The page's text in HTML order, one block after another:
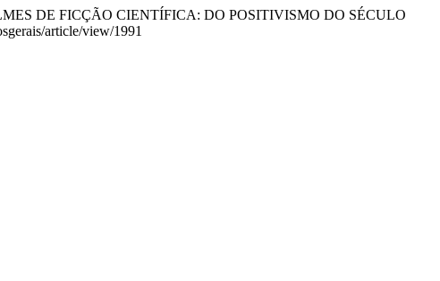
DE FICÇÃO CIENTÍFICA: DO POSITIVISMO DO SÉCULO
article/view/1991